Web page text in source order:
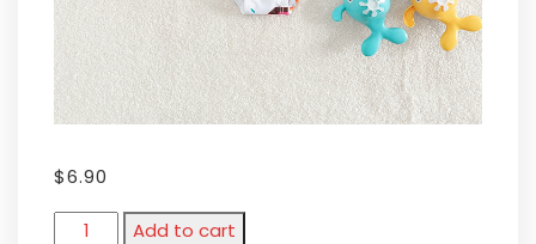
$6.90
Add to cart